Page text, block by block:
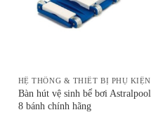
HỆ THỐNG & THIẾT BỊ PHỤ KIỆN
Bàn hút vệ sinh bể bơi Astralpool
8 bánh chính hãng